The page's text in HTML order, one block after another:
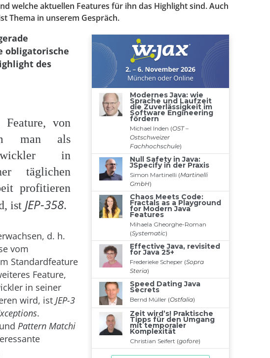
welche aktuellen Features für ihn das Highlight sind. Auch
Thema in unserem Gespräch.
obligatorische
des
Feature, von
man als
in
täglichen
profitieren
ist JEP-358.
d. h.
vom
Standardfeature
Feature,
in seiner
wird, ist JEP-3
.
und Pattern Matchi